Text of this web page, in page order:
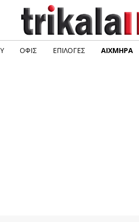
ΟΦΙΣ ΕΠΙΛΟΓΈΣ ΑΙΧΜΗΡΆ